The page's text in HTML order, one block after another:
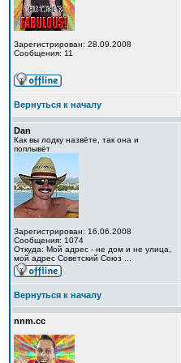
Зарегистрирован: 28.09.2008
Сообщения: 11
Вернуться к началу
Dan
Как вы лодку назвёте, так она и
поплывёт
Зарегистрирован: 16.06.2008
Сообщения: 1074
Откуда: Мой адрес - не дом и не улица,
мой адрес Советский Союз ...
Вернуться к началу
nnm.cc